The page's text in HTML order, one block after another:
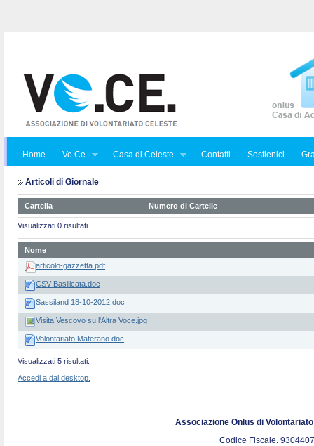
Home Vo.Ce Casa di Celeste Contatti Sostienici
Articoli di Giornale
Cartella Numero di Cartelle
Visualizzati 0 risultati.
Nome
articolo-gazzetta.pdf
CSV Basilicata.doc
Sassiland 18-10-2012.doc
Visita Vescovo su l'Altra Voce.jpg
Volontariato Materano.doc
Visualizzati 5 risultati.
Accedi a dal desktop.
Associazione Onlus di
Codice Fiscale.